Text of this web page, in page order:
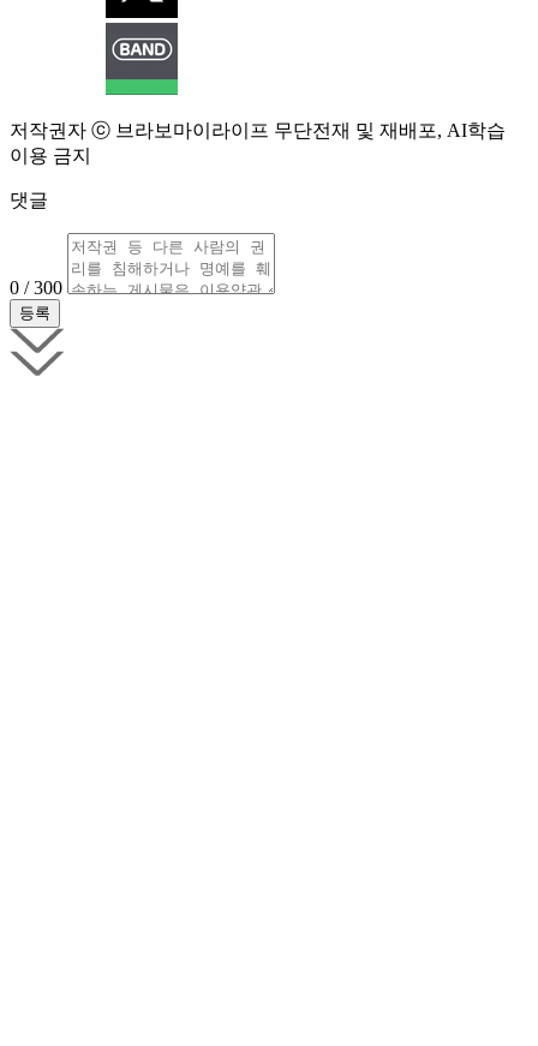
저작권자 ⓒ 브라보마이라이프 무단전재 및 재배포, AI학습
이용 금지
댓글
0 / 300